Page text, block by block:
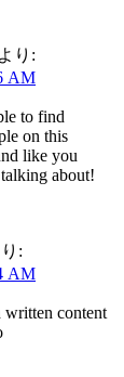
より:
AM
to find
on this
like you
about!
:
AM
written content